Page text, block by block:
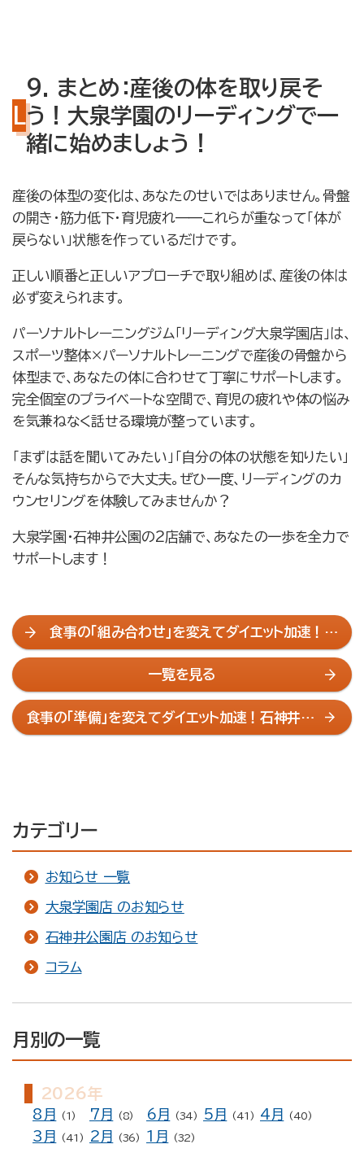
9. まとめ：産後の体を取り戻そ
う！大泉学園のリーディングで一
緒に始めましょう！
産後の体型の変化は、あなたのせいではありません。骨盤
の開き・筋力低下・育児疲れ——これらが重なって「体が
戻らない」状態を作っているだけです。
正しい順番と正しいアプローチで取り組めば、産後の体は
必ず変えられます。
パーソナルトレーニングジム「リーディング大泉学園店」は、
スポーツ整体×パーソナルトレーニングで産後の骨盤から
体型まで、あなたの体に合わせて丁寧にサポートします。
完全個室のプライベートな空間で、育児の疲れや体の悩み
を気兼ねなく話せる環境が整っています。
「まずは話を聞いてみたい」「自分の体の状態を知りたい」
そんな気持ちからで大丈夫。ぜひ一度、リーディングのカ
ウンセリングを体験してみませんか？
大泉学園・石神井公園の2店舗で、あなたの一歩を全力で
サポートします！
食事の「組み合わせ」を変えてダイエット加速！石
神井公園のジムが解説
一覧を見る
食事の「準備」を変えてダイエット加速！石神井公
園のジムが解説
カテゴリー
お知らせ 一覧
大泉学園店 のお知らせ
石神井公園店 のお知らせ
コラム
月別の一覧
2026年
8月 (1) 7月 (8) 6月 (34) 5月 (41) 4月 (40)
3月 (41) 2月 (36) 1月 (32)